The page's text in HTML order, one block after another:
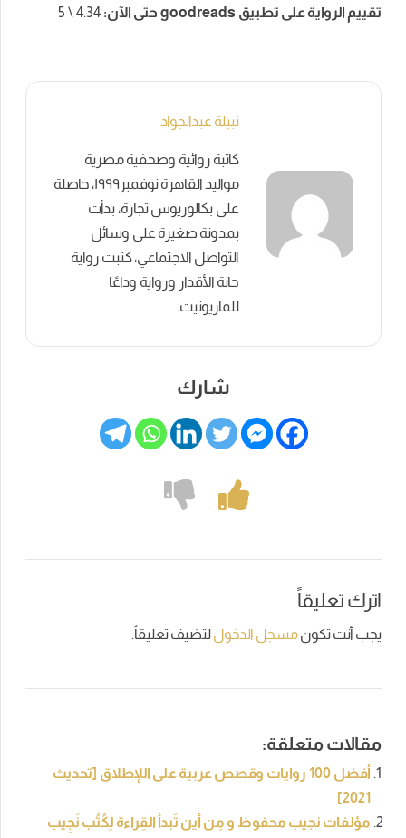
تقييم الرواية على تطبيق goodreads حتى الآن:
نبيلة عبدالجواد
كاتبة روائية وصحفية مصرية
مواليد القاهرة نوفمبر١٩٩٩، حاصلة
على بكالوريوس تجارة، بدأت
بمدونة صغيرة على وسائل
التواصل الاجتماعي، كتبت رواية
حانة الأقدار ورواية وداعًا
للماريونيت.
شارك
اترك تعليقاً
يجب أنت تكونمسجل الدخوللتضيف تعليقاً.
مقالات متعلقة:
أفضل 100 روايات وقصص عربية على اللإطلاق [تحديث
2021]
مؤلفات نجيب محفوظ و مِن أين تَبدأ القِراءة لِكُتُب نَجِيب